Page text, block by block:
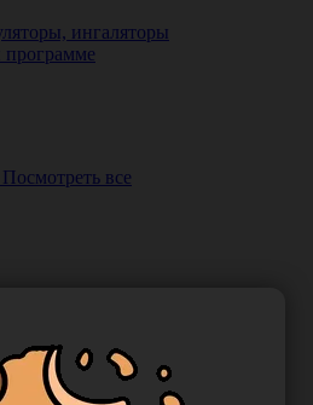
ингаляторы
Посмотреть все
о пациентах.
побед!